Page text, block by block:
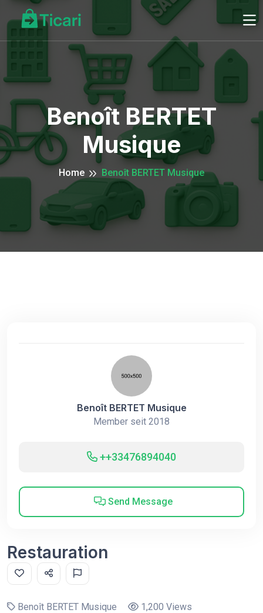
Benoît BERTET
Musique
Home Benoît BERTET Musique
Benoît BERTET Musique
Member seit 2018
++33476894040
Send Message
Restauration
Benoît BERTET Musique
1,200 Views